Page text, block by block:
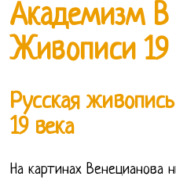
Академизм В
Живописи 19
Русская
19 века
На картинах Венецианова